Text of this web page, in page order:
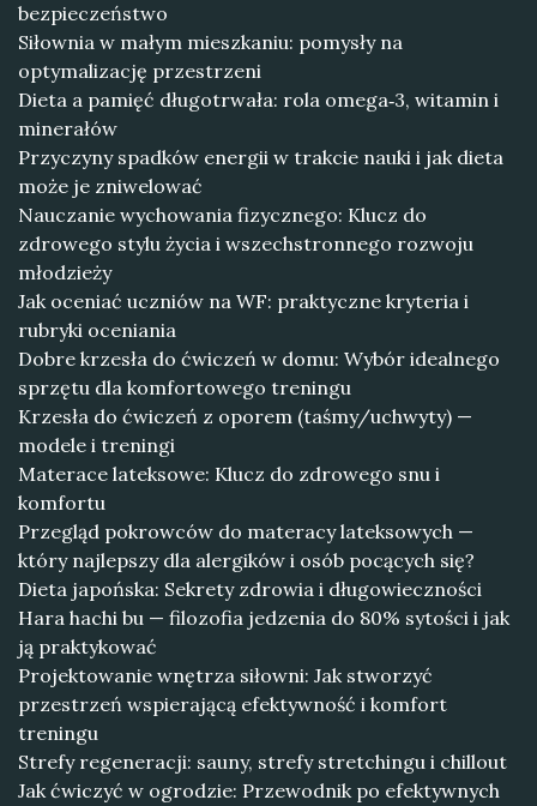
bezpieczeństwo
Siłownia w małym mieszkaniu: pomysły na
optymalizację przestrzeni
Dieta a pamięć długotrwała: rola omega‑3, witamin i
minerałów
Przyczyny spadków energii w trakcie nauki i jak dieta
może je zniwelować
Nauczanie wychowania fizycznego: Klucz do
zdrowego stylu życia i wszechstronnego rozwoju
młodzieży
Jak oceniać uczniów na WF: praktyczne kryteria i
rubryki oceniania
Dobre krzesła do ćwiczeń w domu: Wybór idealnego
sprzętu dla komfortowego treningu
Krzesła do ćwiczeń z oporem (taśmy/uchwyty) —
modele i treningi
Materace lateksowe: Klucz do zdrowego snu i
komfortu
Przegląd pokrowców do materacy lateksowych —
który najlepszy dla alergików i osób pocących się?
Dieta japońska: Sekrety zdrowia i długowieczności
Hara hachi bu — filozofia jedzenia do 80% sytości i jak
ją praktykować
Projektowanie wnętrza siłowni: Jak stworzyć
przestrzeń wspierającą efektywność i komfort
treningu
Strefy regeneracji: sauny, strefy stretchingu i chillout
Jak ćwiczyć w ogrodzie: Przewodnik po efektywnych